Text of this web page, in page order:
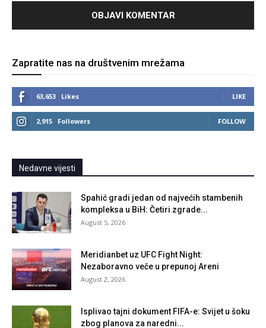
Zapratite nas na društvenim mrežama
63,653 Likes LIKE
2,915 Followers FOLLOW
Nedavne vijesti
Spahić gradi jedan od najvećih stambenih
kompleksa u BiH: Četiri zgrade...
August 5, 2026
Meridianbet uz UFC Fight Night:
Nezaboravno veče u prepunoj Areni
August 2, 2026
Isplivao tajni dokument FIFA-e: Svijet u šoku
zbog planova za naredni...